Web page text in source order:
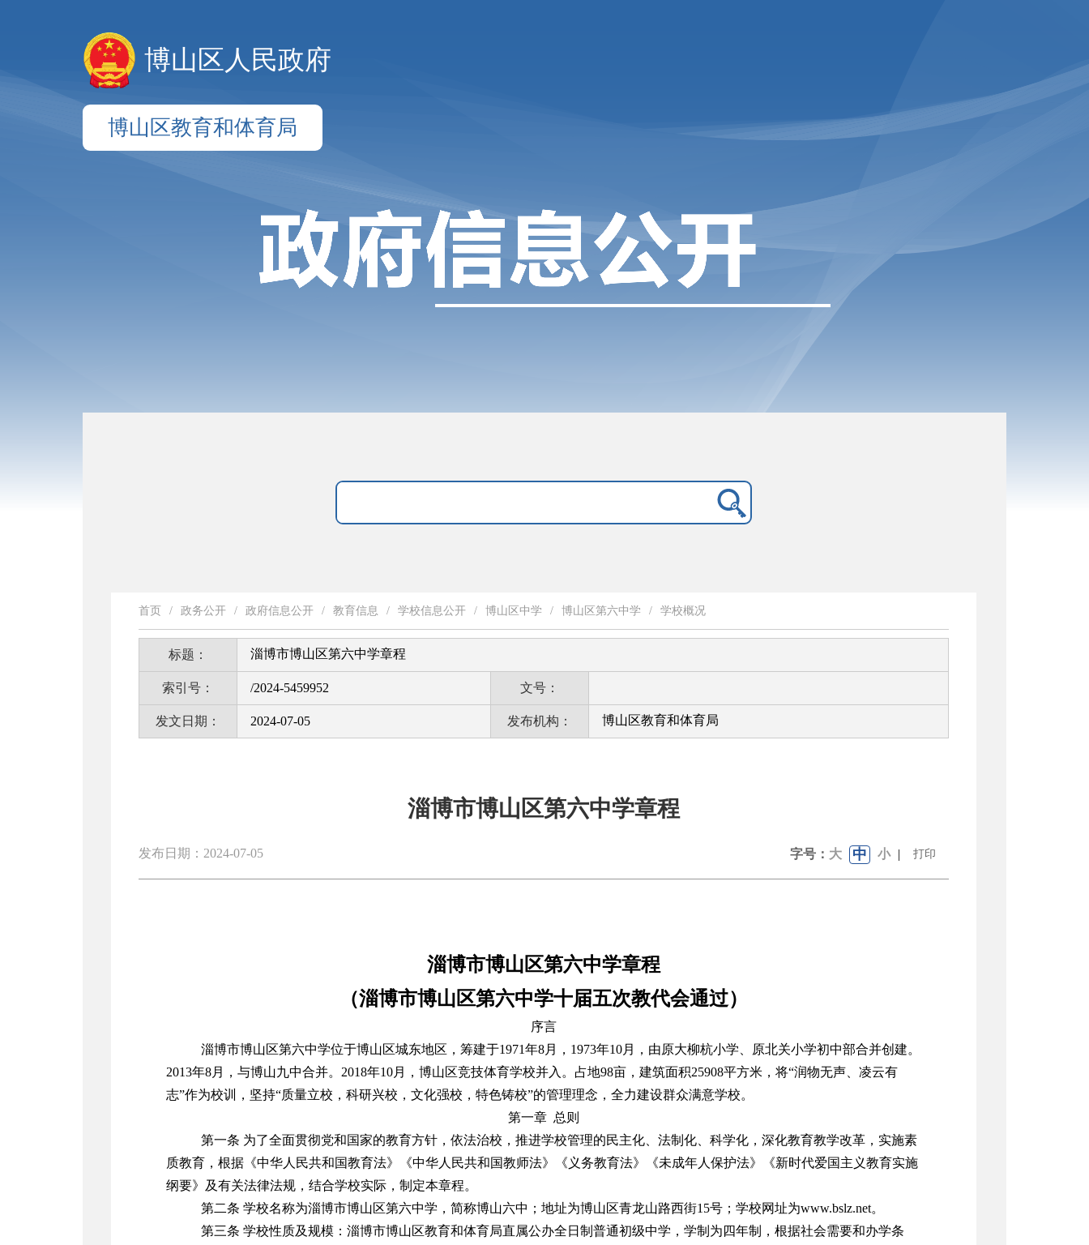
博山区人民政府
博山区教育和体育局
首页 / 政务公开 / 政府信息公开 / 教育信息 / 学校信息公开 / 博山区中学 / 博山区第六中学 / 学校概况
标题： 淄博市博山区第六中学章程
索引号： /2024-5459952 文号：
发文日期： 2024-07-05 发布机构： 博山区教育和体育局
淄博市博山区第六中学章程
发布日期：2024-07-05 字号： 大 中 小 | 打印
淄博市博山区第六中学章程
（淄博市博山区第六中学十届五次教代会通过）
序言
淄博市博山区第六中学位于博山区城东地区，筹建于1971年8月，1973年10月，由原大柳杭小学、原北关小学初中部合并创建。
2013年8月，与博山九中合并。2018年10月，博山区竞技体育学校并入。占地98亩，建筑面积25908平方米，将“润物无声、凌云有
志”作为校训，坚持“质量立校，科研兴校，文化强校，特色铸校”的管理理念，全力建设群众满意学校。
第一章 总则
第一条 为了全面贯彻党和国家的教育方针，依法治校，推进学校管理的民主化、法制化、科学化，深化教育教学改革，实施素
质教育，根据《中华人民共和国教育法》《中华人民共和国教师法》《义务教育法》《未成年人保护法》《新时代爱国主义教育实施
纲要》及有关法律法规，结合学校实际，制定本章程。
第二条 学校名称为淄博市博山区第六中学，简称博山六中；地址为博山区青龙山路西街15号；学校网址为www.bslz.net。
第三条 学校性质及规模：淄博市博山区教育和体育局直属公办全日制普通初级中学，学制为四年制，根据社会需要和办学条